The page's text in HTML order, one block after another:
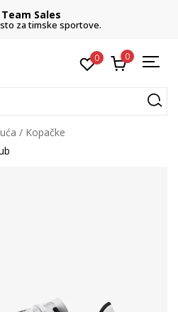
Sales
za timske sportove.
0 0
Kopačke